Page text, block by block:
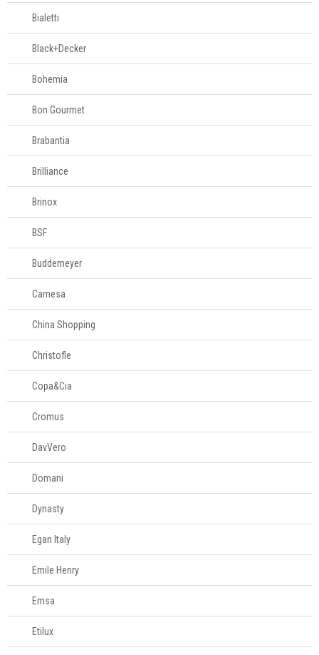
Conosco
61
996581061
Televendas
61
996588122
Bialetti
Black+Decker
Bohemia
Bon Gourmet
Brabantia
Brilliance
Brinox
BSF
Buddemeyer
Camesa
China Shopping
Christofle
Copa&Cia
Cromus
DavVero
Domani
Dynasty
Egan Italy
Emile Henry
Emsa
Etilux